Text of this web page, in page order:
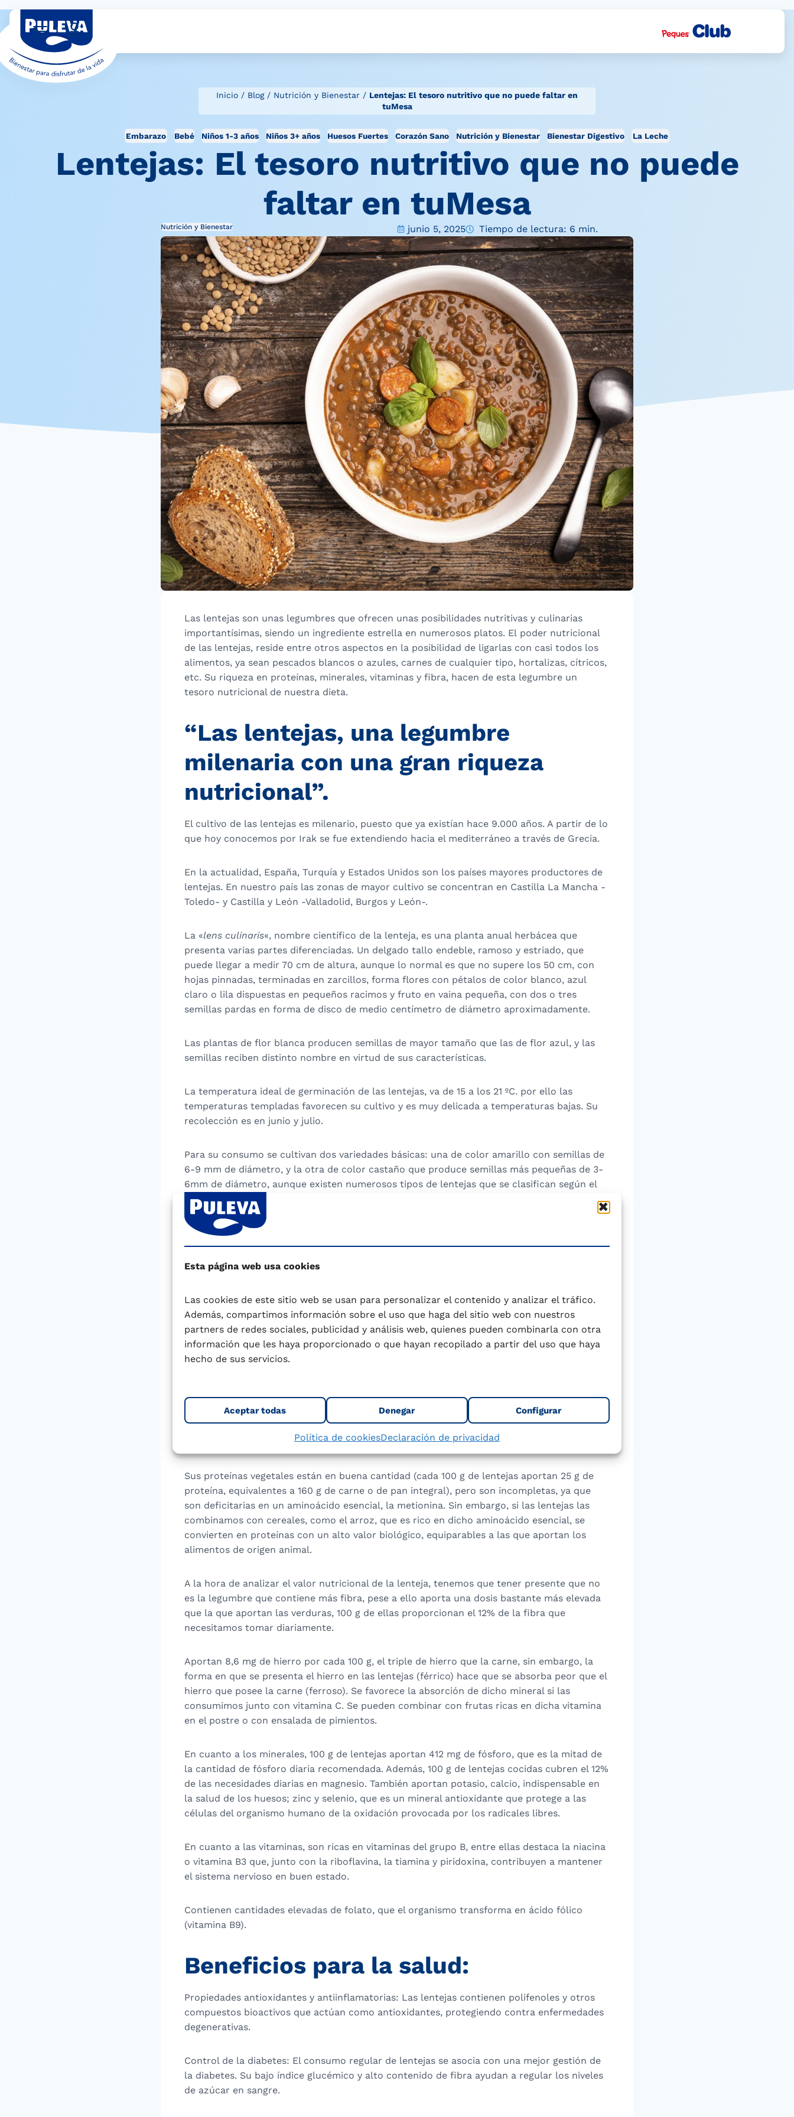
Esta página web usa cookies
Las cookies de este sitio web se usan para personalizar el contenido y analizar el tráfico.
Además, compartimos información sobre el uso que haga del sitio web con nuestros
partners de redes sociales, publicidad y análisis web, quienes pueden combinarla con otra
información que les haya proporcionado o que hayan recopilado a partir del uso que haya
hecho de sus servicios.
Aceptar todas Denegar Configurar
Política de cookiesDeclaración de privacidad
Inicio / Blog/ Nutrición y Bienestar / Lentejas: El tesoro nutritivo que no puede faltar en
tuMesa
Embarazo Bebé Niños 1-3 años Niños 3+ años Huesos Fuertes Corazón Sano Nutrición y Bienestar Bienestar Digestivo La Leche
Lentejas: El tesoro nutritivo que no puede
faltar en tuMesa
Nutrición y Bienestar junio 5, 2025 Tiempo de lectura: 6 min.
Las lentejas son unas legumbres que ofrecen unas posibilidades nutritivas y culinarias
importantísimas, siendo un ingrediente estrella en numerosos platos. El poder nutricional
de las lentejas, reside entre otros aspectos en la posibilidad de ligarlas con casi todos los
alimentos, ya sean pescados blancos o azules, carnes de cualquier tipo, hortalizas, cítricos,
etc. Su riqueza en proteínas, minerales, vitaminas y fibra, hacen de esta legumbre un
tesoro nutricional de nuestra dieta.
“Las lentejas, una legumbre
milenaria con una gran riqueza
nutricional”.
El cultivo de las lentejas es milenario, puesto que ya existían hace 9.000 años. A partir de lo
que hoy conocemos por Irak se fue extendiendo hacia el mediterráneo a través de Grecia.
En la actualidad, España, Turquía y Estados Unidos son los países mayores productores de
lentejas. En nuestro país las zonas de mayor cultivo se concentran en Castilla La Mancha -
Toledo- y Castilla y León -Valladolid, Burgos y León-.
La «lens culinaris«, nombre científico de la lenteja, es una planta anual herbácea que
presenta varias partes diferenciadas. Un delgado tallo endeble, ramoso y estriado, que
puede llegar a medir 70 cm de altura, aunque lo normal es que no supere los 50 cm, con
hojas pinnadas, terminadas en zarcillos, forma flores con pétalos de color blanco, azul
claro o lila dispuestas en pequeños racimos y fruto en vaina pequeña, con dos o tres
semillas pardas en forma de disco de medio centímetro de diámetro aproximadamente.
Las plantas de flor blanca producen semillas de mayor tamaño que las de flor azul, y las
semillas reciben distinto nombre en virtud de sus características.
La temperatura ideal de germinación de las lentejas, va de 15 a los 21 ºC. por ello las
temperaturas templadas favorecen su cultivo y es muy delicada a temperaturas bajas. Su
recolección es en junio y julio.
Para su consumo se cultivan dos variedades básicas: una de color amarillo con semillas de
6-9 mm de diámetro, y la otra de color castaño que produce semillas más pequeñas de 3-
6mm de diámetro, aunque existen numerosos tipos de lentejas que se clasifican según el
color de la semilla.
En España contamos con varios tipos de lenteja: de la Armuña (de color verde claro),
pardina (de color pardo), verdina (verde amarillento con puntos negros) y el
llamado lentejón (de gran tamaño y color verde amarillento con algunas tonalidades
También las hay de color amarillo (de origen asiático), naranja (de Oriente Próximo), pardas
o pardinas (de la India), rojas, de sabor muy fino y muy apropiadas para purés y lentejas
verdes azules, que crecen en zonas volcánicas.
Las lentejas son una fuente importante de nutrientes. Los más abundantes son
los hidratos de carbono, que se absorben de forma muy lenta, contribuyendo a mantener
estables los niveles de glucosa.
Sus proteínas vegetales están en buena cantidad (cada 100 g de lentejas aportan 25 g de
proteína, equivalentes a 160 g de carne o de pan integral), pero son incompletas, ya que
son deficitarias en un aminoácido esencial, la metionina. Sin embargo, si las lentejas las
combinamos con cereales, como el arroz, que es rico en dicho aminoácido esencial, se
convierten en proteínas con un alto valor biológico, equiparables a las que aportan los
alimentos de origen animal.
A la hora de analizar el valor nutricional de la lenteja, tenemos que tener presente que no
es la legumbre que contiene más fibra, pese a ello aporta una dosis bastante más elevada
que la que aportan las verduras, 100 g de ellas proporcionan el 12% de la fibra que
necesitamos tomar diariamente.
Aportan 8,6 mg de hierro por cada 100 g, el triple de hierro que la carne, sin embargo, la
forma en que se presenta el hierro en las lentejas (férrico) hace que se absorba peor que el
hierro que posee la carne (ferroso). Se favorece la absorción de dicho mineral si las
consumimos junto con vitamina C. Se pueden combinar con frutas ricas en dicha vitamina
en el postre o con ensalada de pimientos.
En cuanto a los minerales, 100 g de lentejas aportan 412 mg de fósforo, que es la mitad de
la cantidad de fósforo diaria recomendada. Además, 100 g de lentejas cocidas cubren el 12%
de las necesidades diarias en magnesio. También aportan potasio, calcio, indispensable en
la salud de los huesos; zinc y selenio, que es un mineral antioxidante que protege a las
células del organismo humano de la oxidación provocada por los radicales libres.
En cuanto a las vitaminas, son ricas en vitaminas del grupo B, entre ellas destaca la niacina
o vitamina B3 que, junto con la riboflavina, la tiamina y piridoxina, contribuyen a mantener
el sistema nervioso en buen estado.
Contienen cantidades elevadas de folato, que el organismo transforma en ácido fólico
(vitamina B9).
Beneficios para la salud:
Propiedades antioxidantes y antiinflamatorias: Las lentejas contienen polifenoles y otros
compuestos bioactivos que actúan como antioxidantes, protegiendo contra enfermedades
degenerativas.
Control de la diabetes: El consumo regular de lentejas se asocia con una mejor gestión de
la diabetes. Su bajo índice glucémico y alto contenido de fibra ayudan a regular los niveles
de azúcar en sangre.